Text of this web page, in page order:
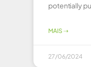
potentially
MAIS ⇢
27/06/2024